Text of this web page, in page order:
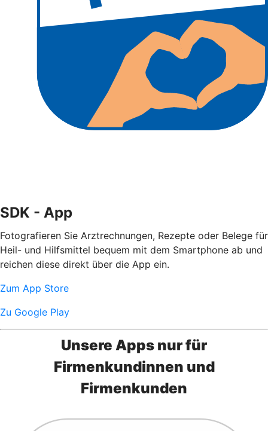
SDK - App
Fotografieren Sie Arztrechnungen, Rezepte oder Belege für
Heil- und Hilfsmittel bequem mit dem Smartphone ab und
reichen diese direkt über die App ein.
Zum App Store
Zu Google Play
Unsere Apps nur für
Firmenkundinnen und
Firmenkunden